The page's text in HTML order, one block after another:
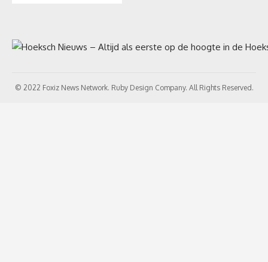
© 2022 Foxiz News Network. Ruby Design Company. All Rights Reserved.